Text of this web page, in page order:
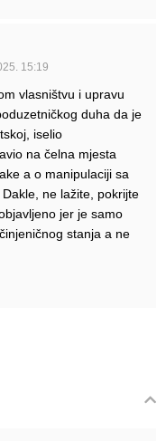
15:19
vlasništvu i upravu
duha da je
iselio
na čelna mjesta
a o manipulaciji sa
ne lažite, pokrijte
jer je samo
stanja a ne